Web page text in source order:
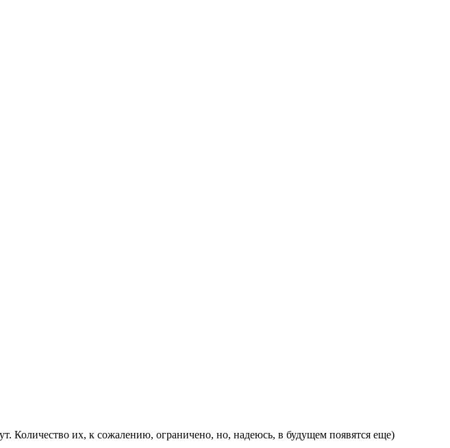
Количество их, к сожалению, ограничено, но, надеюсь, в будущем появятся еще)